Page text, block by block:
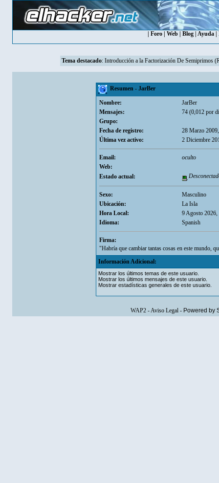
Foro| Web| Blog| Ayuda|
Tema destacado: Introducción a la Factorización De Semiprimos
Resumen - JarBer
Nombre:
JarBer
Mensajes:
74 (0,012 por
Grupo:
Fecha de registro:
28 Marzo
Última vez activo:
2 Diciembre
Email:
oculto
Web:
Estado actual:
Sexo:
Masculino
Ubicación:
La Isla
Hora Local:
9 Agosto 2026,
Idioma:
Spanish
Firma:
"Habría que cambiar tantas cosas en este mundo,
Información Adicional:
Mostrar los últimos temas de este usuario.
Mostrar los últimos mensajes de este usuario.
Mostrar estadísticas generales de este usuario.
WAP2-Aviso Legal- Powered by